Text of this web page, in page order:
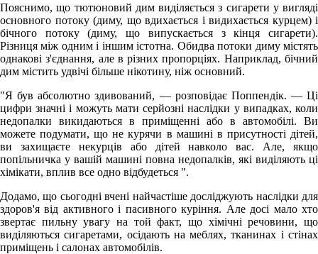
Пояснимо, що тютюновий дим виділяється з сигарети у вигляді
основного потоку (диму, що вдихається і видихається курцем) і
бічного потоку (диму, що випускається з кінця сигарети).
Різниця між одним і іншим істотна. Обидва потоки диму містять
однакові з'єднання, але в різних пропорціях. Наприклад, бічний
дим містить удвічі більше нікотину, ніж основний.
"Я був абсолютно здивований, — розповідає Поппендік. — Ці
цифри значні і можуть мати серйозні наслідки у випадках, коли
недопалки викидаються в приміщенні або в автомобілі. Ви
можете подумати, що не курячи в машині в присутності дітей,
ви захищаєте некурців або дітей навколо вас. Але, якщо
попільничка у вашій машині повна недопалків, які виділяють ці
хімікати, вплив все одно відбудеться ".
Додамо, що сьогодні вчені найчастіше досліджують наслідки для
здоров'я від активного і пасивного куріння. Але досі мало хто
звертає пильну увагу на той факт, що хімічні речовини, що
виділяються сигаретами, осідають на меблях, тканинах і стінах
приміщень і салонах автомобілів.